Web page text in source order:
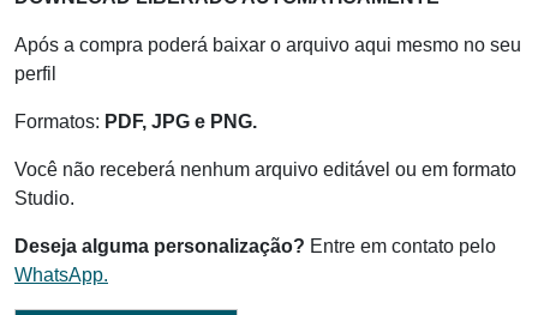
Após a compra poderá baixar o arquivo aqui mesmo no seu
perfil
Formatos: PDF, JPG e PNG.
Você não receberá nenhum arquivo editável ou em formato
Studio.
Deseja alguma personalização? Entre em contato pelo
WhatsApp.